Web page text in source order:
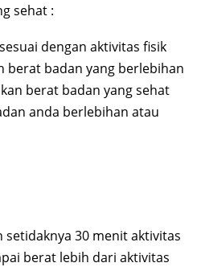
sehat :
dengan aktivitas fisik
berat badan yang berlebihan
berat badan yang sehat
anda berlebihan atau
setidaknya 30 menit aktivitas
berat lebih dari aktivitas